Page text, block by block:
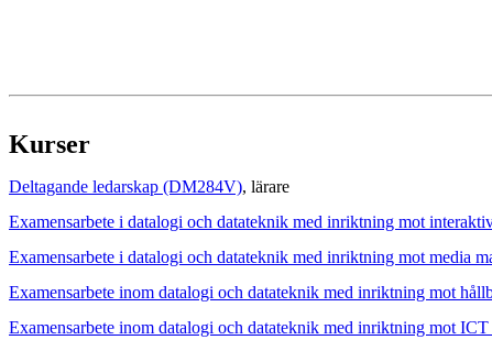
Kurser
Deltagande ledarskap (DM284V), lärare
Examensarbete i datalogi och datateknik med inriktning mot
Examensarbete i datalogi och datateknik med inriktning mot media
Examensarbete inom datalogi och datateknik med inriktning mot
Examensarbete inom datalogi och datateknik med inriktning mot